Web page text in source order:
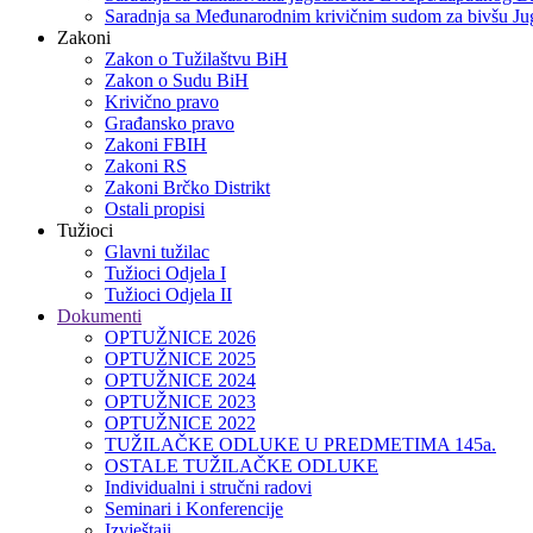
Saradnja sa Međunarodnim krivičnim sudom za bivšu
Zakoni
Zakon o Тužilaštvu BiH
Zakon o Sudu BiH
Krivično pravo
Građansko pravo
Zakoni FBIH
Zakoni RS
Zakoni Brčko Distrikt
Ostali propisi
Tužioci
Glavni tužilac
Tužioci Odjela I
Tužioci Odjela II
Dokumenti
OPTUŽNICE 2026
OPTUŽNICE 2025
OPTUŽNICE 2024
OPTUŽNICE 2023
OPTUŽNICE 2022
TUŽILAČKE ODLUKE U PREDMETIMA 145a.
OSTALE TUŽILAČKE ODLUKE
Individualni i stručni radovi
Seminari i Konferencije